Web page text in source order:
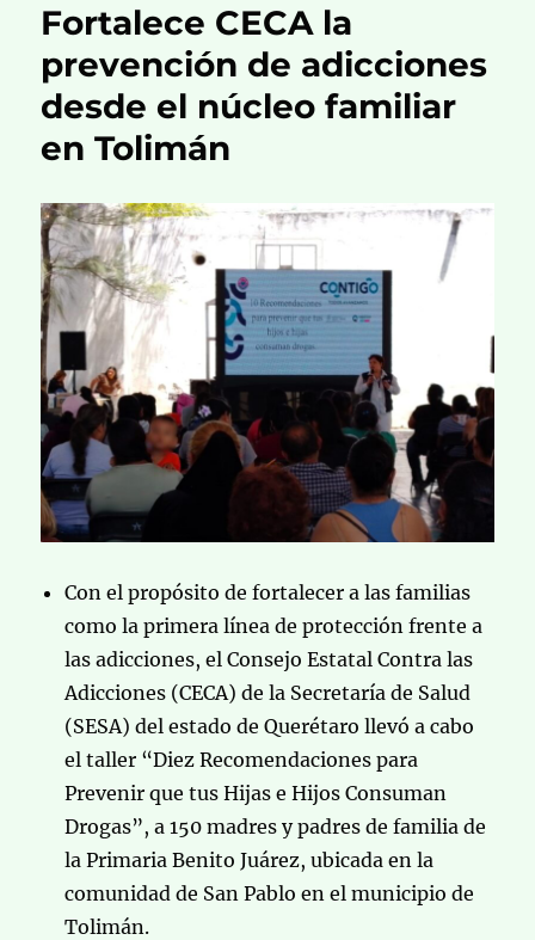
Fortalece CECA la
prevención de adicciones
desde el núcleo familiar
en Tolimán
Con el propósito de fortalecer a las familias
como la primera línea de protección frente a
las adicciones, el Consejo Estatal Contra las
Adicciones (CECA) de la Secretaría de Salud
(SESA) del estado de Querétaro llevó a cabo
el taller “Diez Recomendaciones para
Prevenir que tus Hijas e Hijos Consuman
Drogas”, a 150 madres y padres de familia de
la Primaria Benito Juárez, ubicada en la
comunidad de San Pablo en el municipio de
Tolimán.